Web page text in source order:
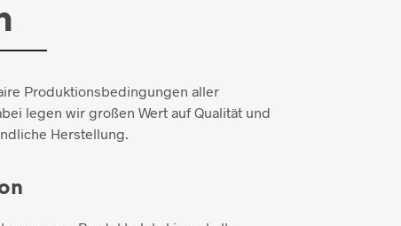
Produktionsbedingungen aller
legen wir großen Wert auf Qualität und
Herstellung.